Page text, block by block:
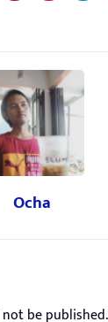
Ocha
be published.